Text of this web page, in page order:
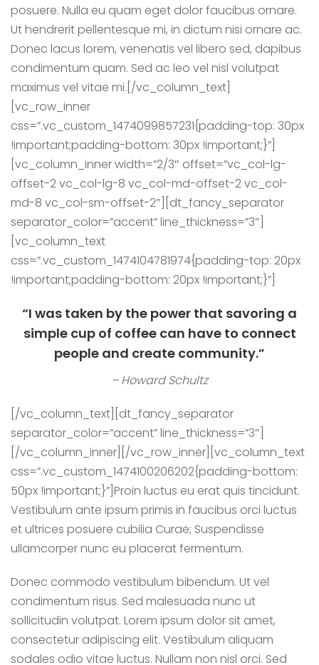
posuere. Nulla eu quam eget dolor faucibus ornare.
Ut hendrerit pellentesque mi, in dictum nisi ornare ac.
Donec lacus lorem, venenatis vel libero sed, dapibus
condimentum quam. Sed ac leo vel nisl volutpat
maximus vel vitae mi.[/vc_column_text]
[vc_row_inner
css=”.vc_custom_1474099857231{padding-top: 30px
!important;padding-bottom: 30px !important;}”]
[vc_column_inner width=”2/3″ offset=”vc_col-lg-
offset-2 vc_col-lg-8 vc_col-md-offset-2 vc_col-
md-8 vc_col-sm-offset-2″][dt_fancy_separator
separator_color=”accent” line_thickness=”3″]
[vc_column_text
css=”.vc_custom_1474104781974{padding-top: 20px
!important;padding-bottom: 20px !important;}”]
“I was taken by the power that savoring a
simple cup of coffee can have to connect
people and create community.”
– Howard Schultz
[/vc_column_text][dt_fancy_separator
separator_color=”accent” line_thickness=”3″]
[/vc_column_inner][/vc_row_inner][vc_column_text
css=”.vc_custom_1474100206202{padding-bottom:
50px !important;}”]Proin luctus eu erat quis tincidunt.
Vestibulum ante ipsum primis in faucibus orci luctus
et ultrices posuere cubilia Curae; Suspendisse
ullamcorper nunc eu placerat fermentum.
Donec commodo vestibulum bibendum. Ut vel
condimentum risus. Sed malesuada nunc ut
sollicitudin volutpat. Lorem ipsum dolor sit amet,
consectetur adipiscing elit. Vestibulum aliquam
sodales odio vitae luctus. Nullam non nisl orci. Sed